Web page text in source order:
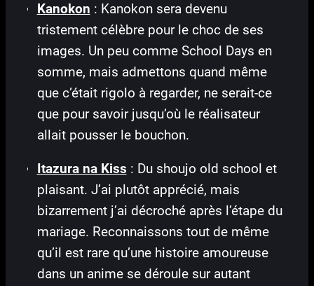
Kanokon : Kanokon sera devenu
tristement célèbre pour le choc de ses
images. Un peu comme School Days en
somme, mais admettons quand même
que c’était rigolo à regarder, ne serait-ce
que pour savoir jusqu’où le réalisateur
allait pousser le bouchon.
Itazura na Kiss : Du shoujo old school et
plaisant. J’ai plutôt apprécié, mais
bizarrement j’ai décroché après l’étape du
mariage. Reconnaissons tout de même
qu’il est rare qu’une histoire amoureuse
dans un anime se déroule sur autant